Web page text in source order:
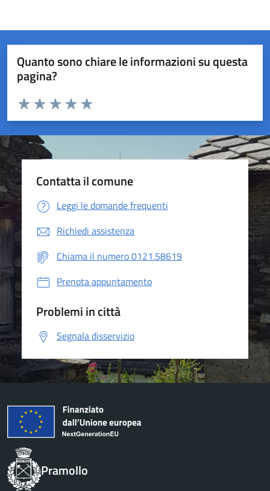
Quanto sono chiare le informazioni su questa
pagina?
Valuta da 1 a 5 stelle la pagina
Valuta 5 stelle su 5
Valuta 4 stelle su 5
Valuta 3 stelle su 5
Valuta 2 stelle su 5
Valuta 1 stelle su 5
Contatta il comune
Leggi le domande frequenti
Richiedi assistenza
Chiama il numero 0121.58619
Prenota appuntamento
Problemi in città
Segnala disservizio
Pramollo